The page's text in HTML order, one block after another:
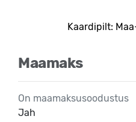
Kaardipilt:
Maamaks
On maamaksusoodustus
Jah